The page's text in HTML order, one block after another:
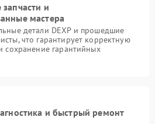
и
мастера
детали DEXP и прошедшие
что гарантирует корректную
сохранение гарантийных
и быстрый ремонт